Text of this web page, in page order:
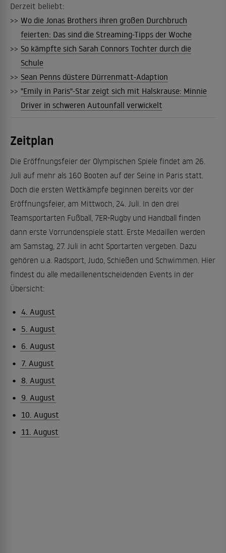
Derzeit beliebt:
>> Wo die Jonas Brothers ihren großen Durchbruch
feierten: Das sind die Streaming-Tipps der Woche
>> So kämpfte sich Sarah Connors Tochter durch die
Schule
>> Sean Penns düstere Dürrenmatt-Adaption
>> "Emily in Paris"-Star zeigt sich mit Halskrause: Minnie
Driver in schweren Autounfall verwickelt
Zeitplan
Die Eröffnungsfeier der Olympischen Spiele findet am 26.
Juli auf mehr als 160 Booten auf der Seine in Paris statt.
Doch die ersten Wettkämpfe beginnen bereits vor der
Eröffnungsfeier, am Mittwoch, 24. Juli. In den drei
Teamsportarten Fußball, 7ER-Rugby und Handball finden
dann erste Vorrundenspiele statt. Erste Medaillen werden
am Samstag, 27. Juli in acht Sportarten vergeben. Dazu
gehören u.a. Radsport, Judo, Schießen und Schwimmen. Hier
findest du alle medaillenentscheidenden Events in der
Übersicht:
4. August
5. August
6. August
7. August
8. August
9. August
10. August
11. August